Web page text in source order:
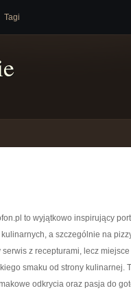
Tagi
to wyjątkowo inspirujący
a szczególnie na
serwis z recepturami, lecz
smaku od strony kulinarnej.
odkrycia oraz pasja do